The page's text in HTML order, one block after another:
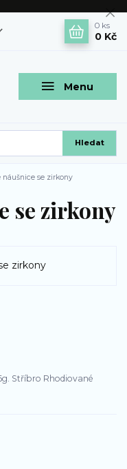
Menu
Hledat
0 ks
0 Kč
náušnice se zirkony
se zirkony
Stříbro Rhodiované